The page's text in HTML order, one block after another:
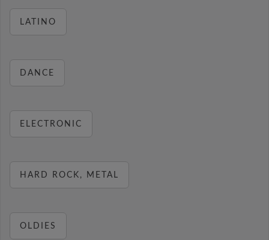
LATINO
DANCE
ELECTRONIC
HARD ROCK, METAL
OLDIES